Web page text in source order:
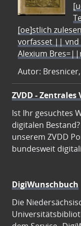
[oe]stlich
vorfasset || vnd
Alexium
Autor:
ZVDD -
Ist Ihr gesuchtes
digitalen
unserem ZVDD
bundesweit
DigiWunschbuch
Die